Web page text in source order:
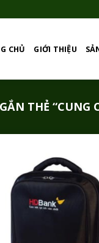
CHỦ GIỚI THIỆU
THẺ “CUNG